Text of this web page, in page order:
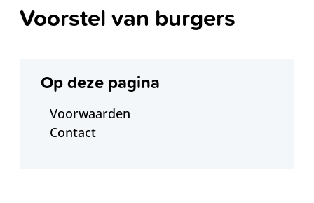
Voorstel van burgers
Op deze pagina
Voorwaarden
Contact